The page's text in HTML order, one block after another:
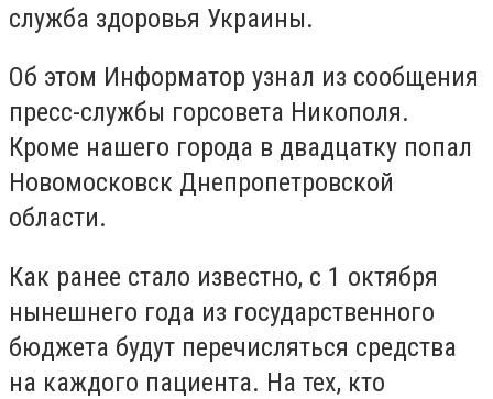
служба здоровья Украины.
Об этом Информатор узнал из сообщения
пресс-службы горсовета Никополя.
Кроме нашего города в двадцатку попал
Новомосковск Днепропетровской
области.
Как ранее стало известно, с 1 октября
нынешнего года из государственного
бюджета будут перечисляться средства
на каждого пациента. На тех, кто